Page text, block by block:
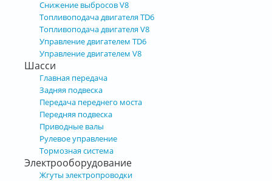
Снижение выбросов V8
Топливоподача двигателя TD6
Топливоподача двигателя V8
Управление двигателем TD6
Управление двигателем V8
Шасси
Главная передача
Задняя подвеска
Передача переднего моста
Передняя подвеска
Приводные валы
Рулевое управление
Тормозная система
Электрооборудование
Жгуты электропроводки